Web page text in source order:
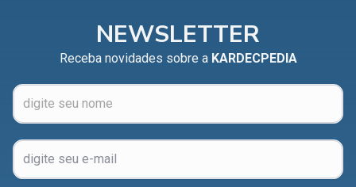
NEWSLETTER
Receba novidades sobre a KARDECPEDIA